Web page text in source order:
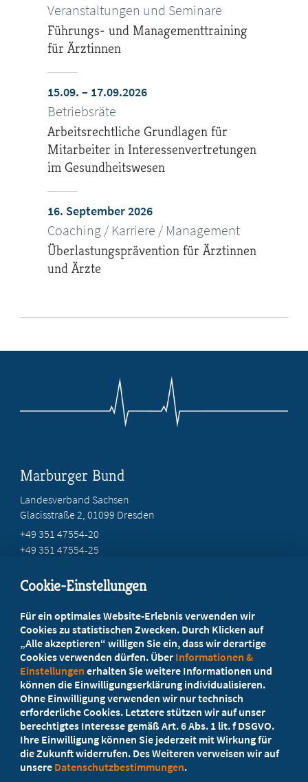
Veranstaltungen und Seminare
Führungs- und Managementtraining
für Ärztinnen
15.09. – 17.09.2026
Betriebsräte
Arbeitsrechtliche Grundlagen für
Mitarbeiter in Interessenvertretungen
im Gesundheitswesen
16. September 2026
Coaching / Karriere / Management
Überlastungsprävention für Ärztinnen
und Ärzte
Marburger Bund
Landesverband Sachsen
Glacisstraße 2, 01099 Dresden
+49 351 47554-20
+49 351 47554-25
Ihr Landesverband berät Sie!
Ansprechpartner
Werden Sie jetzt Mitglied
5 Vorteile einer MB-Mitgliedschaft
Cookie-Einstellungen
Für ein optimales Website-Erlebnis verwenden wir
Cookies zu statistischen Zwecken. Durch Klicken auf
„Alle akzeptieren“ willigen Sie ein, dass wir derartige
Cookies verwenden dürfen. Über Informationen &
Einstellungen erhalten Sie weitere Informationen und
können die Einwilligungserklärung individualisieren.
Ohne Einwilligung verwenden wir nur technisch
erforderliche Cookies. Letztere stützen wir auf unser
berechtigtes Interesse gemäß Art. 6 Abs. 1 lit. f DSGVO.
Ihre Einwilligung können Sie jederzeit mit Wirkung für
die Zukunft widerrufen. Des Weiteren verweisen wir auf
unsere Datenschutzbestimmungen.